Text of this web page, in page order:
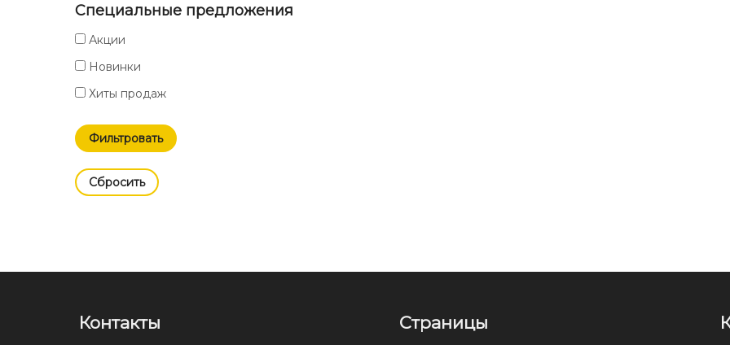
Специальные предложения
Акции
Новинки
Хиты продаж
Cбросить
Контакты Страницы